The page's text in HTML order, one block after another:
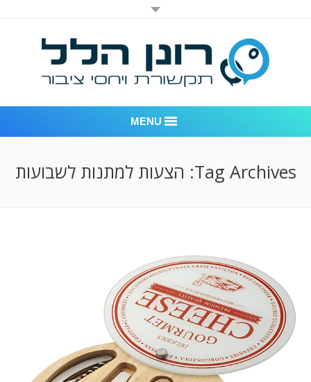
MENU
חדר חדשות
המלצות
ניהול מוניטין
צור קשר
Tag Archives: הצעות למתנות לשבועות